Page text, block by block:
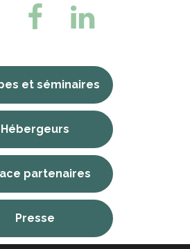
et séminaires
Hébergeurs
partenaires
Presse